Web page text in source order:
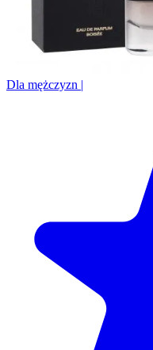
Dla mężczyzn |